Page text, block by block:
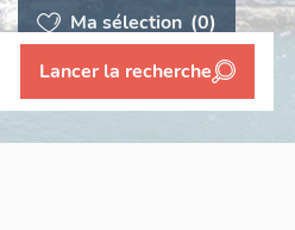
Ma sélection (0)
Lancer la recherche